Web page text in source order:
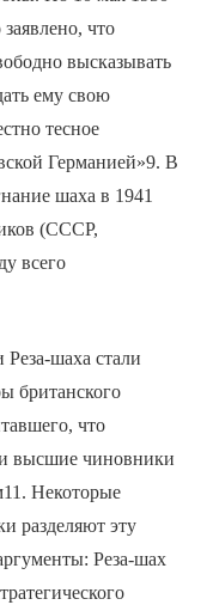
что
высказывать
ему свою
тесное
Германией»9. В
шаха в 1941
(СССР,
всего
шаха стали
британского
что
высшие чиновники
Некоторые
разделяют эту
Реза-шах